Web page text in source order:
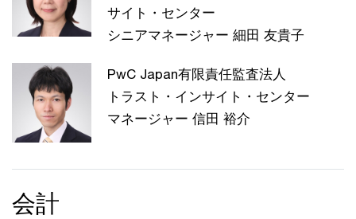
サイト・センター
シニアマネージャー 細田 友貴子
PwC Japan有限責任監査法人
トラスト・インサイト・センター
マネージャー 信田 裕介
会計